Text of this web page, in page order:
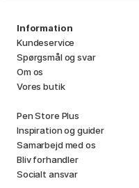
Information
Kundeservice
Spørgsmål og svar
Om os
Vores butik
Pen Store Plus
Inspiration og guider
Samarbejd med os
Bliv forhandler
Socialt ansvar